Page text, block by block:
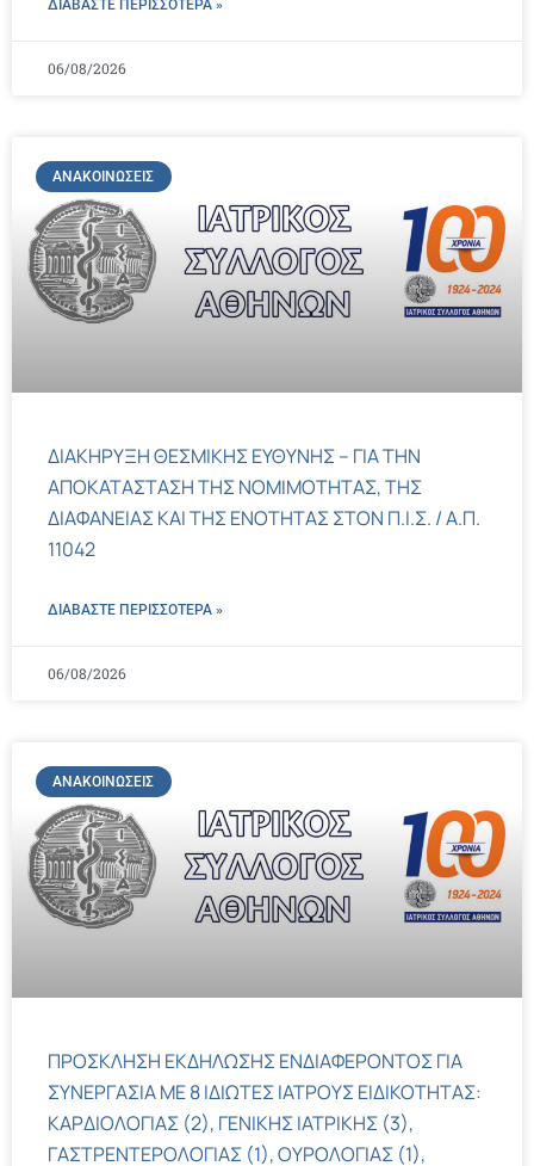
ΔΙΑΒΑΣΤΕ ΠΕΡΙΣΣΌΤΕΡΑ »
06/08/2026
ΑΝΑΚΟΙΝΏΣΕΙΣ
ΔΙΑΚΗΡΥΞΗ ΘΕΣΜΙΚΗΣ ΕΥΘΥΝΗΣ – ΓΙΑ ΤΗΝ
ΑΠΟΚΑΤΑΣΤΑΣΗ ΤΗΣ ΝΟΜΙΜΟΤΗΤΑΣ, ΤΗΣ
ΔΙΑΦΑΝΕΙΑΣ ΚΑΙ ΤΗΣ ΕΝΟΤΗΤΑΣ ΣΤΟΝ Π.Ι.Σ. / Α.Π.
11042
ΔΙΑΒΑΣΤΕ ΠΕΡΙΣΣΌΤΕΡΑ »
06/08/2026
ΑΝΑΚΟΙΝΏΣΕΙΣ
ΠΡΟΣΚΛΗΣΗ ΕΚΔΗΛΩΣΗΣ ΕΝΔΙΑΦΕΡΟΝΤΟΣ ΓΙΑ
ΣΥΝΕΡΓΑΣΙΑ ΜΕ 8 ΙΔΙΩΤΕΣ ΙΑΤΡΟΥΣ ΕΙΔΙΚΟΤΗΤΑΣ:
ΚΑΡΔΙΟΛΟΓΙΑΣ (2), ΓΕΝΙΚΗΣ ΙΑΤΡΙΚΗΣ (3),
ΓΑΣΤΡΕΝΤΕΡΟΛΟΓΙΑΣ (1), ΟΥΡΟΛΟΓΙΑΣ (1),